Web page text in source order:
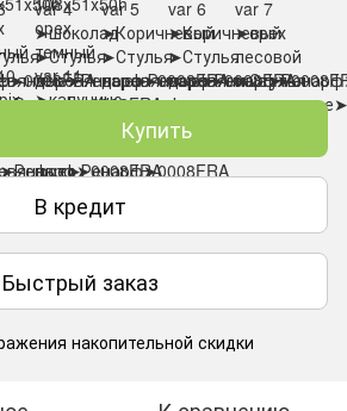
Купить
В кредит
Быстрый заказ
накопительной скидки